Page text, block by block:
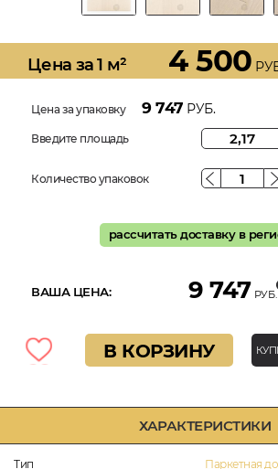
ХАРАКТЕРИСТИКИ
Тип
Паркетная
Цена за 1 м² 4 500
Цена за упаковку 9 747 РУБ.
Введите площадь
Количество упаковок
рассчитать доставку в
ВАША ЦЕНА: 9 747 РУБ.
В КОРЗИНУ